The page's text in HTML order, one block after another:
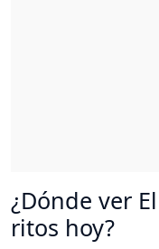
¿Dónde ver
ritos hoy?